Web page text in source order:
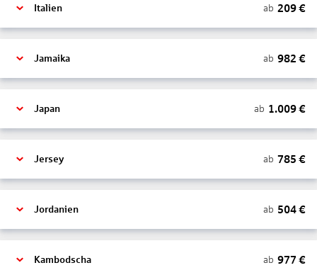
Italien ab 209€
Jamaika ab 982 €
Japan ab 1.009€
Jersey ab 785 €
Jordanien ab 504€
Kambodscha ab 977 €